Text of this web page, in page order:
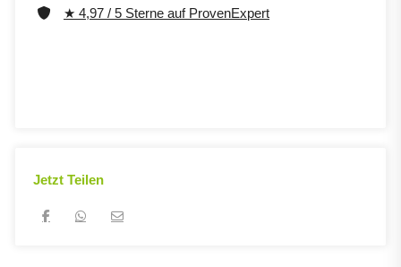
★ 4,97 / 5 Sterne auf ProvenExpert
Jetzt Teilen